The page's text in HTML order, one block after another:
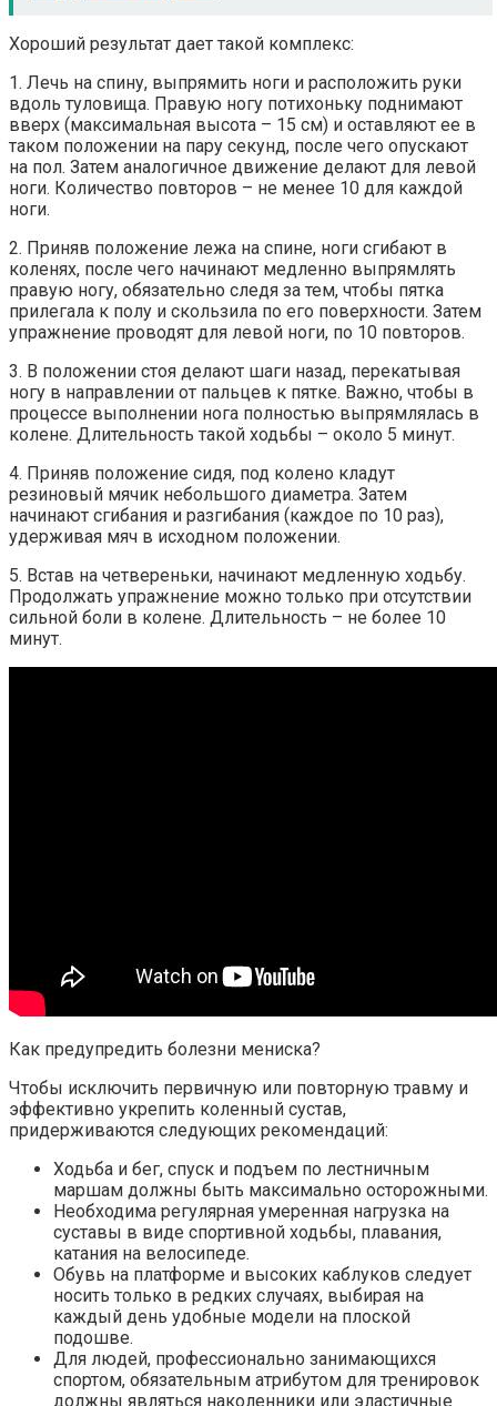
Хороший результат дает такой комплекс:
1. Лечь на спину, выпрямить ноги и расположить руки
вдоль туловища. Правую ногу потихоньку поднимают
вверх (максимальная высота – 15 см) и оставляют ее в
таком положении на пару секунд, после чего опускают
на пол. Затем аналогичное движение делают для левой
ноги. Количество повторов – не менее 10 для каждой
ноги.
2. Приняв положение лежа на спине, ноги сгибают в
коленях, после чего начинают медленно выпрямлять
правую ногу, обязательно следя за тем, чтобы пятка
прилегала к полу и скользила по его поверхности. Затем
упражнение проводят для левой ноги, по 10 повторов.
3. В положении стоя делают шаги назад, перекатывая
ногу в направлении от пальцев к пятке. Важно, чтобы в
процессе выполнении нога полностью выпрямлялась в
колене. Длительность такой ходьбы – около 5 минут.
4. Приняв положение сидя, под колено кладут
резиновый мячик небольшого диаметра. Затем
начинают сгибания и разгибания (каждое по 10 раз),
удерживая мяч в исходном положении.
5. Встав на четвереньки, начинают медленную ходьбу.
Продолжать упражнение можно только при отсутствии
сильной боли в колене. Длительность – не более 10
минут.
Как предупредить болезни мениска?
Чтобы исключить первичную или повторную травму и
эффективно укрепить коленный сустав,
придерживаются следующих рекомендаций:
Ходьба и бег, спуск и подъем по лестничным
маршам должны быть максимально осторожными.
Необходима регулярная умеренная нагрузка на
суставы в виде спортивной ходьбы, плавания,
катания на велосипеде.
Обувь на платформе и высоких каблуков следует
носить только в редких случаях, выбирая на
каждый день удобные модели на плоской
подошве.
Для людей, профессионально занимающихся
спортом, обязательным атрибутом для тренировок
должны являться наколенники или эластичные